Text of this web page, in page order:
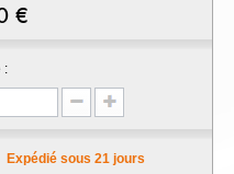
€
:
Expédié sous 21 jours